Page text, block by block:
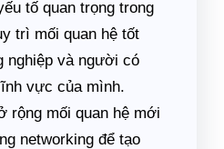
tố quan trọng trong
trì mối quan hệ tốt
nghiệp và người có
vực của mình.
rộng mối quan hệ mới
networking để tạo